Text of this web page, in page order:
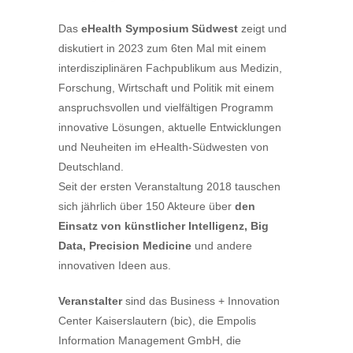
Das eHealth Symposium Südwest zeigt und
diskutiert in 2023 zum 6ten Mal mit einem
interdisziplinären Fachpublikum aus Medizin,
Forschung, Wirtschaft und Politik mit einem
anspruchsvollen und vielfältigen Programm
innovative Lösungen, aktuelle Entwicklungen
und Neuheiten im eHealth-Südwesten von
Deutschland.
Seit der ersten Veranstaltung 2018 tauschen
sich jährlich über 150 Akteure über den
Einsatz von künstlicher Intelligenz, Big
Data, Precision Medicine und andere
innovativen Ideen aus.
Veranstaltersind das Business + Innovation
Center Kaiserslautern (bic), die Empolis
Information Management GmbH, die